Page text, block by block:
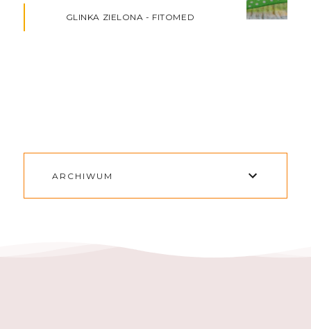
GLINKA ZIELONA - FITOMED
ARCHIWUM